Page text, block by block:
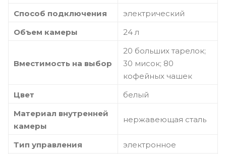
Способ подключения
электрический
Объем камеры
24 л
Вместимость на выбор
20 больших тарелок;
30 мисок; 80
кофейных чашек
Цвет
белый
Материал внутренней
камеры
нержавеющая сталь
Тип управления электронное